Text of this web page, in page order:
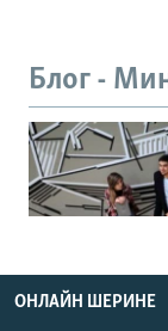
Блог -
ОНЛАЙН ШЕРИНЕ